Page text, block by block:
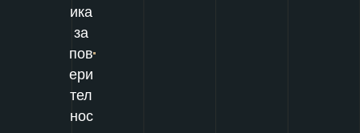
ика
за
пов
ери
тел
нос